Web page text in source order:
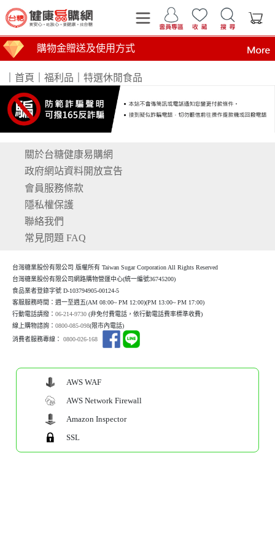
購物金贈送及使用方式
運費計算標準
商品到貨時間說明
台糖產品這裡買 健康美味帶回家
買安心 吃放心 要健康 找台糖
台糖產品 食在安心 查驗報告在這裡
全臺第1家最環保國營企業！榮獲行政院環境部網購包
首頁 福利品 特選休閒食品
關於台糖健康易購網
政府網站資料開放宣告
會員服務條款
隱私權保護
聯絡我們
常見問題 FAQ
台灣糖業股份有限公司 版權所有 Taiwan Sugar Corporation All Rights Reserved
台灣糖業股份有限公司網路購物營運中心(統一編號36745200)
食品業者登錄字號 D-103794905-00124-5
客服服務時間：週一至週五(AM 08:00~ PM 12:00)(PM 13:00~ PM 17:00)
行動電話請撥：06-214-9730 (非免付費電話，依行動電話費率標準收費)
線上購物諮詢：0800-085-098(限市內電話)
消費者服務專線：0800-026-168
AWS WAF
AWS Network Firewall
Amazon Inspector
SSL